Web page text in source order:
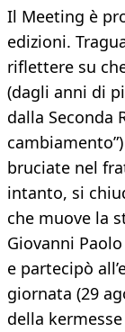
Il Meeting è
edizioni.
riflettere su
(dagli anni di
dalla Seconda
bruciate nel
intanto, si
che muove la
Giovanni
e partecipò
giornata (29
della